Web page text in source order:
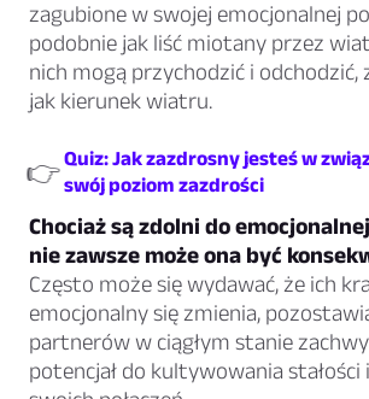
zagubione w swojej emocjonalnej
podobnie jak liść miotany przez
nich mogą przychodzić i odchodzić,
jak kierunek wiatru.
👉Quiz: Jak zazdrosny jesteś w
swój poziom zazdrości
Chociaż są zdolni do
nie zawsze może ona być
Często może się wydawać, że ich
emocjonalny się zmienia,
partnerów w ciągłym stanie
potencjał do kultywowania stałości